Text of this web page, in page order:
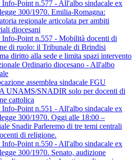
Info-Point n.577 - All'albo sindacale ex
300/1970. Emilia-Romagna:
regionale articolata per ambiti
diocesani
Info-Point n.557 - Mobilità docenti di
di ruolo: il Tribunale di Brindisi
diritto alla sede e limita spazi intervento
Ordinario diocesano - All'albo
assemblea sindacale FGU
UNAMS/SNADIR solo per docenti di
cattolica
Info-Point n.551 - All'albo sindacale ex
300/1970. Oggi alle 18:00 –
Snadir Parleremo di tre temi centrali
di religione.
Info-Point n.550 - All'albo sindacale ex
300/1970. Senato, audizione